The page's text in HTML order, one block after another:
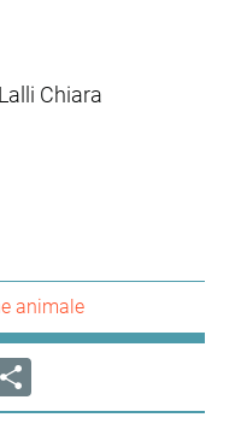
Chiara
animale